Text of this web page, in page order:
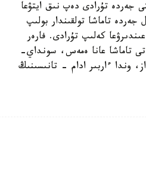
جەردە تۇرادى دەپ نىق ايتۋعا
جەردە تاماشا تولقىندار بولىپ
كەلىپ تۇرادى. فارەر
تاماشا عانا ەمەس، سونداي-
وندا ءاربىر ادام - تانىسىنىڭ